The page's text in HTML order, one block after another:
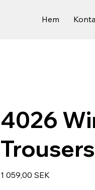
Hem
4026
Hinta
1 059,00 SEK